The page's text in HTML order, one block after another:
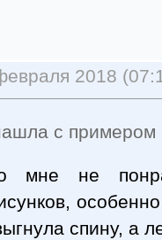
2018
с
мне не
спину, а